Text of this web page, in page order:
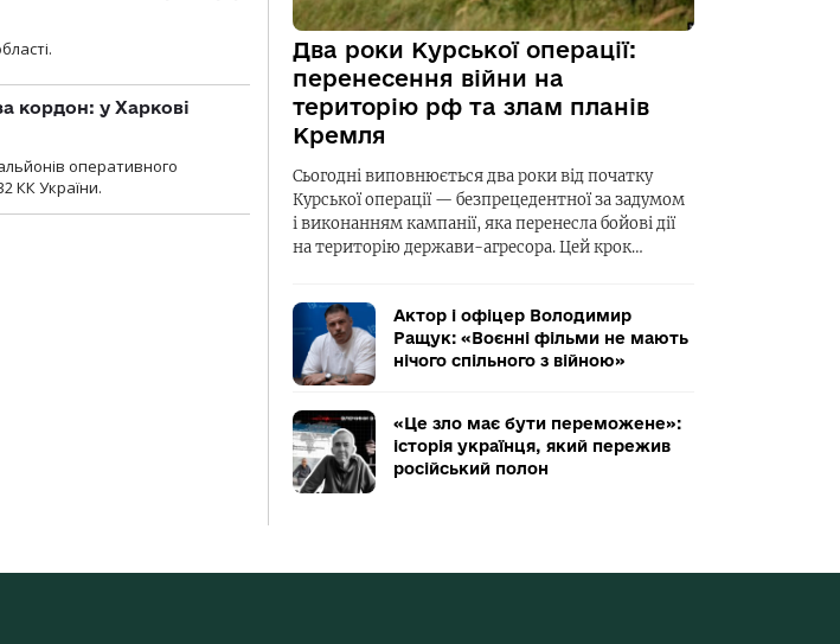
кордон: у Харкові
оперативного
КК України.
Два роки Курської операції:
перенесення війни на
територію рф та злам планів
Кремля
Сьогодні виповнюється два роки від початку
Курської операції — безпрецедентної за задумом
і виконанням кампанії, яка перенесла бойові дії
на територію держави-агресора. Цей крок…
Актор і офіцер Володимир
Ращук: «Воєнні фільми не мають
нічого спільного з війною»
«Це зло має бути переможене»:
історія українця, який пережив
російський полон